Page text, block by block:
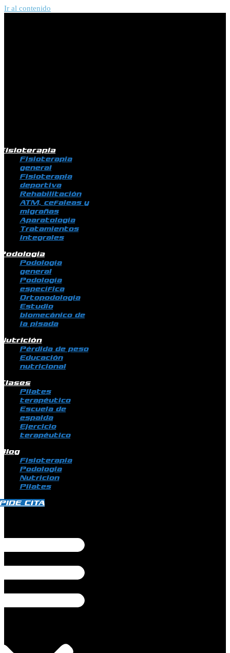
Ir al contenido
Fisioterapia
general
Fisioterapia
deportiva
Rehabilitación
ATM, cefaleas y
migrañas
Aparatología
Tratamientos
integrales
Podología
general
Podología
específica
Ortopodología
Estudio
biomecánico de
la pisada
Pérdida de peso
Educación
nutricional
Pilates
terapéutico
Escuela de
espalda
Ejercicio
terapéutico
Fisioterapia
Podologia
Nutricion
Pilates
CITA